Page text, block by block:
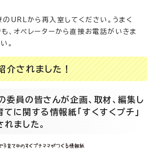
URLから再入室してください。うまく
、オペレーターから直接お電話がいきま
。
介されました！
委員の皆さんが企画、取材、編集し
てに関する情報紙「すくすくプチ」
ました。